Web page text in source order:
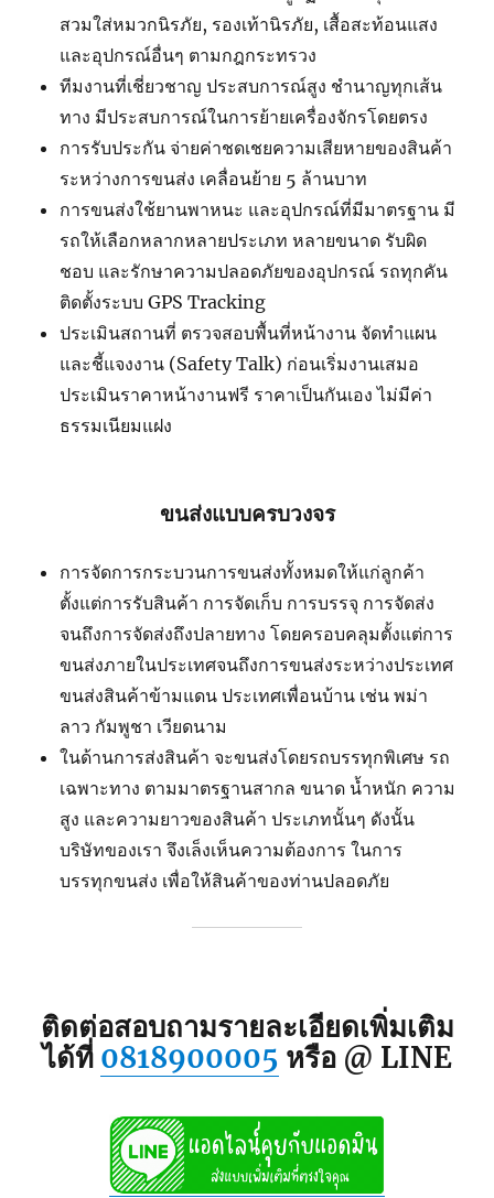
สวมใส่หมวกนิรภัย, รองเท้านิรภัย, เสื้อสะท้อนแสง
และอุปกรณ์อื่นๆ ตามกฎกระทรวง
ทีมงานที่เชี่ยวชาญ ประสบการณ์สูง ชำนาญทุกเส้น
ทาง มีประสบการณ์ในการย้ายเครื่องจักรโดยตรง
การรับประกัน จ่ายค่าชดเชยความเสียหายของสินค้า
ระหว่างการขนส่ง เคลื่อนย้าย 5 ล้านบาท
การขนส่งใช้ยานพาหนะ และอุปกรณ์ที่มีมาตรฐาน มี
รถให้เลือกหลากหลายประเภท หลายขนาด รับผิด
ชอบ และรักษาความปลอดภัยของอุปกรณ์ รถทุกคัน
ติดตั้งระบบ GPS Tracking
ประเมินสถานที่ ตรวจสอบพื้นที่หน้างาน จัดทำแผน
และชี้แจงงาน (Safety Talk) ก่อนเริ่มงานเสมอ
ประเมินราคาหน้างานฟรี ราคาเป็นกันเอง ไม่มีค่า
ธรรมเนียมแฝง
ขนส่งแบบครบวงจร
การจัดการกระบวนการขนส่งทั้งหมดให้แก่ลูกค้า
ตั้งแต่การรับสินค้า การจัดเก็บ การบรรจุ การจัดส่ง
จนถึงการจัดส่งถึงปลายทาง โดยครอบคลุมตั้งแต่การ
ขนส่งภายในประเทศจนถึงการขนส่งระหว่างประเทศ
ขนส่งสินค้าข้ามแดน ประเทศเพื่อนบ้าน เช่น พม่า
ลาว กัมพูชา เวียดนาม
ในด้านการส่งสินค้า จะขนส่งโดยรถบรรทุกพิเศษ รถ
เฉพาะทาง ตามมาตรฐานสากล ขนาด น้ำหนัก ความ
สูง และความยาวของสินค้า ประเภทนั้นๆ ดังนั้น
บริษัทของเรา จึงเล็งเห็นความต้องการ ในการ
บรรทุกขนส่ง เพื่อให้สินค้าของท่านปลอดภัย
ติดต่อสอบถามรายละเอียดเพิ่มเติม
ได้ที่ 0818900005 หรือ @ LINE